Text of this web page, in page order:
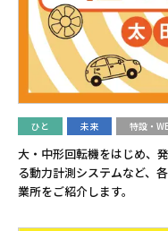
ひと 未来 特設・
大・中形回転機をはじめ、
る動力計測システムなど、
業所をご紹介します。